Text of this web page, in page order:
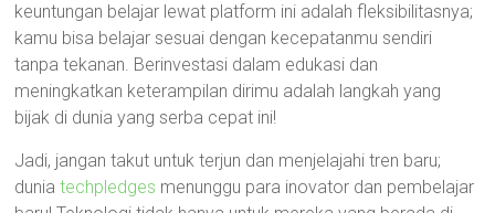
keuntungan belajar lewat platform ini adalah fleksibilitasnya;
kamu bisa belajar sesuai dengan kecepatanmu sendiri
tanpa tekanan. Berinvestasi dalam edukasi dan
meningkatkan keterampilan dirimu adalah langkah yang
bijak di dunia yang serba cepat ini!
Jadi, jangan takut untuk terjun dan menjelajahi tren baru;
duniatechpledges menunggu para inovator dan pembelajar